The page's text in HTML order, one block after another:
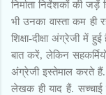
निर्माता निर्देशकों की
भी उनका वास्ता कम ही
शिक्षा-दीक्षा अंग्रेजी में
बात करें, लेकिन
अंग्रेजी इस्तेमाल करते
लेखक ही याद हैं. सच्चाई